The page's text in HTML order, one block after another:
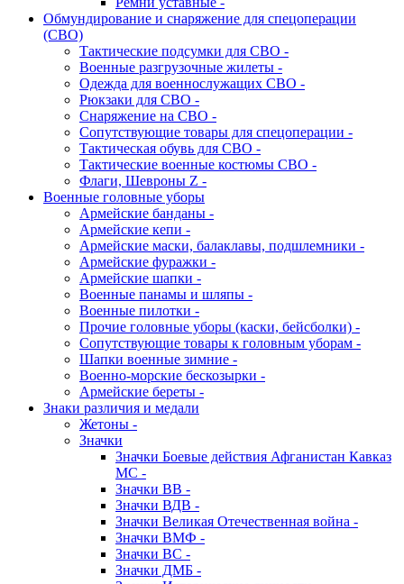
Обмундирование и снаряжение для спецоперации
(СВО)
Тактические подсумки для СВО -
Военные разгрузочные жилеты -
Одежда для военнослужащих СВО -
Рюкзаки для СВО -
Снаряжение на СВО -
Сопутствующие товары для спецоперации -
Тактическая обувь для СВО -
Тактические военные костюмы СВО -
Флаги, Шевроны Z -
Военные головные уборы
Армейские банданы -
Армейские кепи -
Армейские маски, балаклавы, подшлемники -
Армейские фуражки -
Армейские шапки -
Военные панамы и шляпы -
Военные пилотки -
Прочие головные уборы (каски, бейсболки) -
Сопутствующие товары к головным уборам -
Шапки военные зимние -
Военно-морские бескозырки -
Армейские береты -
Знаки различия и медали
Жетоны -
Значки
Значки Боевые действия Афганистан Кавказ
МС -
Значки ВВ -
Значки ВДВ -
Значки Великая Отечественная война -
Значки ВМФ -
Значки ВС -
Значки ДМБ -